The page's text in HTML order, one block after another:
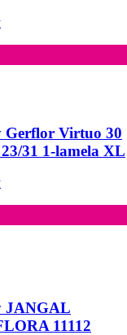
Gerflor Virtuo 30
31 1-lamela XL
JANGAL
11112